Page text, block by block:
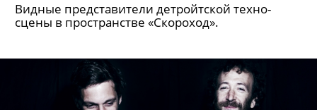
Видные представители детройтской техно-
сцены в пространстве «Скороход».